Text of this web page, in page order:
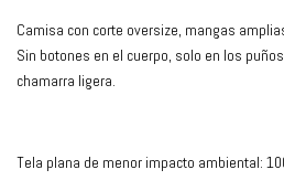
Camisa con corte oversize, mangas
Sin botones en el cuerpo, solo en los
chamarra ligera.
Tela plana de menor impacto ambiental: